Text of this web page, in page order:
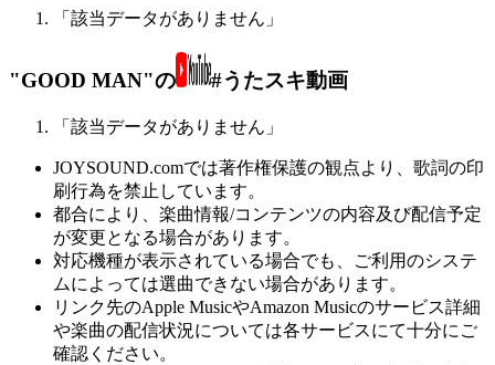
「該当データがありません」
"GOOD MAN"の #うたスキ動画
「該当データがありません」
JOYSOUND.comでは著作権保護の観点より、歌詞の印
刷行為を禁止しています。
都合により、楽曲情報/コンテンツの内容及び配信予定
が変更となる場合があります。
対応機種が表示されている場合でも、ご利用のシステ
ムによっては選曲できない場合があります。
リンク先のApple MusicやAmazon Musicのサービス詳細
や楽曲の配信状況については各サービスにて十分にご
確認ください。